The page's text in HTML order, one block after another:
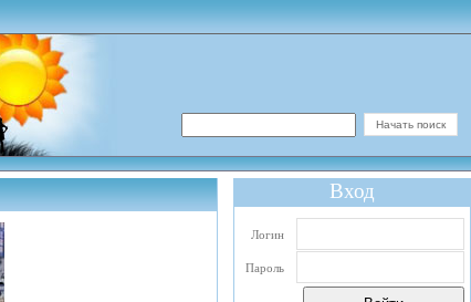
Вход
Логин
Пароль